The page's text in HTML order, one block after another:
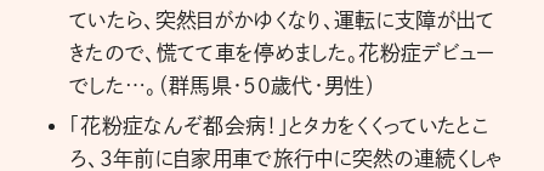
ていたら、突然目がかゆくなり、運転に支障が出て
きたので、慌てて車を停めました。花粉症デビュー
でした…。（群馬県・50歳代・男性）
「花粉症なんぞ都会病！」とタカをくくっていたとこ
ろ、3年前に自家用車で旅行中に突然の連続くしゃ